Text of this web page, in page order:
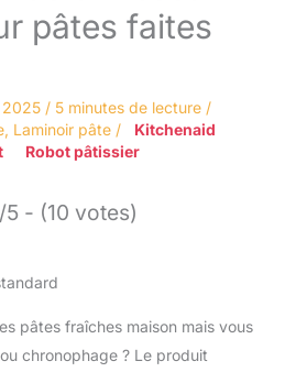
pâtes faites
/ 5 minutes de lecture /
, Laminoir pâte /
Kitchenaid
Robot pâtissier
5 - (10 votes)
pâtes fraîches maison mais vous
chronophage ? Le produit